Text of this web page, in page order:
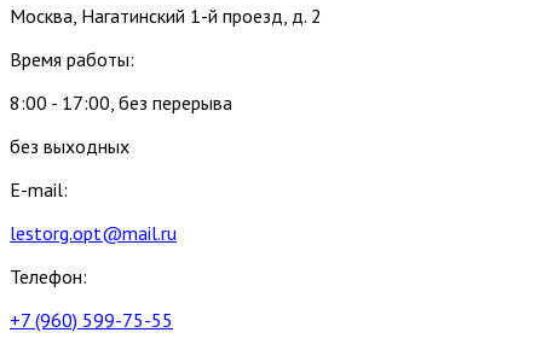
Москва, Нагатинский 1-й проезд, д. 2
Время работы:
8:00 - 17:00, без перерыва
без выходных
E-mail:
lestorg.opt@mail.ru
Телефон:
+7 (960) 599-75-55